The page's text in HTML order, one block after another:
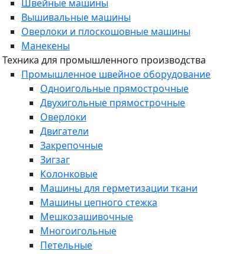
Швейные машины
Вышивальные машины
Оверлоки и плоскошовные машины
Манекены
Техника для промышленного производства
Промышленное швейное оборудование
Одноигольные прямострочные
Двухигольные прямострочные
Оверлоки
Двигатели
Закрепочные
Зигзаг
Колонковые
Машины для герметизации ткани
Машины цепного стежка
Мешкозашивочные
Многоигольные
Петельные